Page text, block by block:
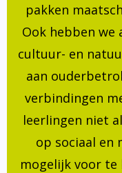
pakken
Ook hebben we
cultuur- en
aan
verbindingen
leerlingen niet
op sociaal en
mogelijk voor te